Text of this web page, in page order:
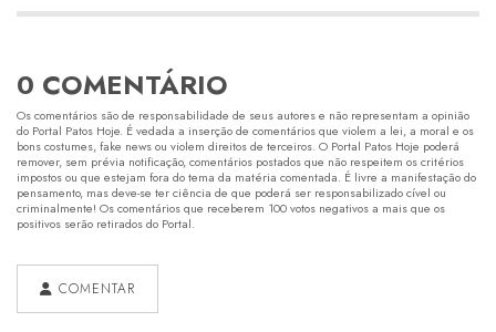
0 COMENTÁRIO
Os comentários são de responsabilidade de seus autores e não representam a opinião
do Portal Patos Hoje. É vedada a inserção de comentários que violem a lei, a moral e os
bons costumes, fake news ou violem direitos de terceiros. O Portal Patos Hoje poderá
remover, sem prévia notificação, comentários postados que não respeitem os critérios
impostos ou que estejam fora do tema da matéria comentada. É livre a manifestação do
pensamento, mas deve-se ter ciência de que poderá ser responsabilizado cível ou
criminalmente! Os comentários que receberem 100 votos negativos a mais que os
positivos serão retirados do Portal.
COMENTAR